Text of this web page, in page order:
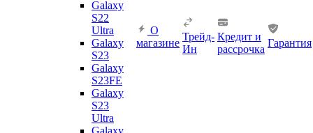
Galaxy
S22
Ultra
Galaxy
S23
Galaxy
S23FE
Galaxy
S23
Ultra
Galaxy
О
магазине
Трейд-
Ин
Кредит и
рассрочка
Гарантия